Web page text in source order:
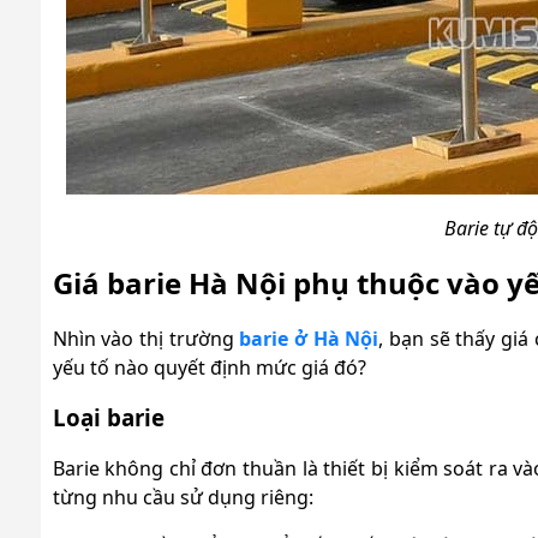
Barie tự
Giá barie Hà Nội phụ thuộc vào
Nhìn vào thị trường barie ở Hà Nội, bạn sẽ thấy
yếu tố nào quyết định mức giá đó?
Loại barie
Barie không chỉ đơn thuần là thiết bị kiểm soát ra
từng nhu cầu sử dụng riêng: